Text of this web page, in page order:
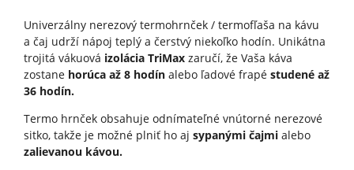
Univerzálny nerezový termohrnček / termofľaša na kávu
a čaj udrží nápoj teplý a čerstvý niekoľko hodín. Unikátna
trojitá vákuová izolácia TriMaxzaručí, že Vaša káva
zostane horúca až 8 hodínalebo ľadové frapé studené až
36 hodín.
Termo hrnček obsahuje odnímateľné vnútorné nerezové
sitko, takže je možné plniť ho aj sypanými čajmialebo
zalievanou kávou.